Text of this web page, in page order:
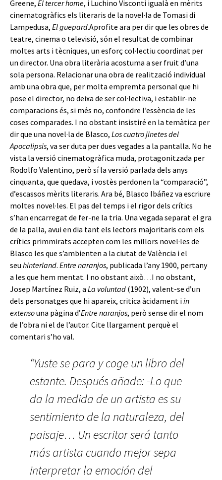
Greene, El tercer home, i Luchino Visconti igualà en mèrits
cinematogràfics els literaris de la novel·la de Tomasi di
Lampedusa, El guepard.Aprofite ara per dir que les obres de
teatre, cinema o televisió, són el resultat de combinar
moltes arts i tècniques, un esforç col·lectiu coordinat per
un director. Una obra literària acostuma a ser fruit d’una
sola persona. Relacionar una obra de realització individual
amb una obra que, per molta empremta personal que hi
pose el director, no deixa de ser col·lectiva, i establir-ne
comparacions és, si més no, confondre l’essència de les
coses comparades. I no obstant insistiré en la temàtica per
dir que una novel·la de Blasco, Los cuatro jinetes del
Apocalipsis, va ser duta per dues vegades a la pantalla. No he
vista la versió cinematogràfica muda, protagonitzada per
Rodolfo Valentino, però sí la versió parlada dels anys
cinquanta, que quedava, i vostès perdonen la “comparació”,
d’escassos mèrits literaris. Ara bé, Blasco Ibáñez va escriure
moltes novel·les. El pas del temps i el rigor dels crítics
s’han encarregat de fer-ne la tria. Una vegada separat el gra
de la palla, avui en dia tant els lectors majoritaris com els
crítics primmirats accepten com les millors novel·les de
Blasco les que s’ambienten a la ciutat de València i el
seu hinterland. Entre naranjos, publicada l’any 1900, pertany
a les que hem mentat. I no obstant això…I no obstant,
Josep Martínez Ruiz, a La voluntad (1902), valent-se d’un
dels personatges que hi apareix, critica àcidament iin
extensouna pàgina d’Entre naranjos, però sense dir el nom
de l’obra ni el de l’autor. Cite llargament perquè el
comentari s’ho val.
“Yuste se para y coge un libro del
estante. Después añade: -Lo que
da la medida de un artista es su
sentimiento de la naturaleza, del
paisaje… Un escritor será tanto
más artista cuando mejor sepa
interpretar la emoción del